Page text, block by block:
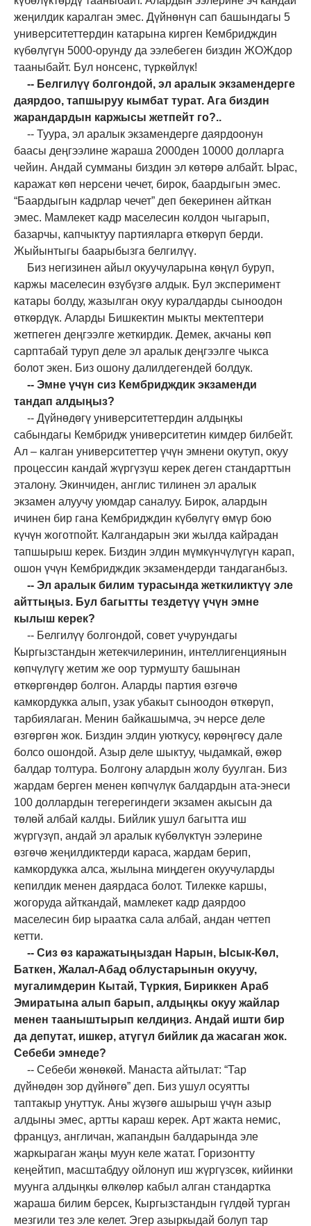
жеңилдик каралган эмес. Дүйнөнүн сап башындагы 5
университеттердин катарына кирген Кембридждин
күбөлүгүн 5000-орунду да ээлебеген биздин ЖОЖдор
тааныбайт. Бул нонсенс, түркөйлүк!
-- Белгилүү болгондой, эл аралык экзамендерге
даярдоо, тапшыруу кымбат турат. Ага биздин
жарандардын каржысы жетпейт го?..
-- Туура, эл аралык экзамендерге даярдоонун
баасы деңгээлине жараша 2000ден 10000 долларга
чейин. Андай сумманы биздин эл көтөрө албайт. Ырас,
каражат көп нерсени чечет, бирок, баардыгын эмес.
“Баардыгын кадрлар чечет” деп бекеринен айткан
эмес. Мамлекет кадр маселесин колдон чыгарып,
базарчы, капчыктуу партияларга өткөрүп берди.
Жыйынтыгы баарыбызга белгилүү.
Биз негизинен айыл окуучуларына көңүл буруп,
каржы маселесин өзүбүзгө алдык. Бул эксперимент
катары болду, жазылган окуу куралдарды сыноодон
өткөрдүк. Аларды Бишкектин мыкты мектептери
жетпеген деңгээлге жеткирдик. Демек, акчаны көп
сарптабай туруп деле эл аралык деңгээлге чыкса
болот экен. Биз ошону далилдегендей болдук.
-- Эмне үчүн сиз Кембридждик экзаменди
тандап алдыңыз?
-- Дүйнөдөгү университеттердин алдыңкы
сабындагы Кембридж университетин кимдер билбейт.
Ал – калган университеттер үчүн эмнени окутуп, окуу
процессин кандай жүргүзүш керек деген стандарттын
эталону. Экинчиден, англис тилинен эл аралык
экзамен алуучу уюмдар саналуу. Бирок, алардын
ичинен бир гана Кембридждин күбөлүгү өмүр бою
күчүн жоготпойт. Калгандарын эки жылда кайрадан
тапшырыш керек. Биздин элдин мүмкүнчүлүгүн карап,
ошон үчүн Кембридждик экзамендерди тандаганбыз.
-- Эл аралык билим турасында жеткиликтүү эле
айттыңыз. Бул багытты тездетүү үчүн эмне
кылыш керек?
-- Белгилүү болгондой, совет учурундагы
Кыргызстандын жетекчилеринин, интеллигенциянын
көпчүлүгү жетим же оор турмушту башынан
өткөргөндөр болгон. Аларды партия өзгөчө
камкордукка алып, узак убакыт сыноодон өткөрүп,
тарбиялаган. Менин байкашымча, эч нерсе деле
өзгөргөн жок. Биздин элдин уюткусу, көрөңгөсү дале
болсо ошондой. Азыр деле шыктуу, чыдамкай, өжөр
балдар толтура. Болгону алардын жолу буулган. Биз
жардам берген менен көпчүлүк балдардын ата-энеси
100 доллардын тегерегиндеги экзамен акысын да
төлөй албай калды. Бийлик ушул багытта иш
жүргүзүп, андай эл аралык күбөлүктүн ээлерине
өзгөчө жеңилдиктерди караса, жардам берип,
камкордукка алса, жылына миңдеген окуучуларды
кепилдик менен даярдаса болот. Тилекке каршы,
жогоруда айткандай, мамлекет кадр даярдоо
маселесин бир ыраатка сала албай, андан четтеп
кетти.
-- Сиз өз каражатыңыздан Нарын, Ысык-Көл,
Баткен, Жалал-Абад облустарынын окуучу,
мугалимдерин Кытай, Түркия, Бириккен Араб
Эмиратына алып барып, алдыңкы окуу жайлар
менен тааныштырып келдиңиз. Андай ишти бир
да депутат, ишкер, атүгүл бийлик да жасаган жок.
Себеби эмнеде?
-- Себеби жөнөкөй. Манаста айтылат: “Тар
дүйнөдөн зор дүйнөгө” деп. Биз ушул осуятты
таптакыр унуттук. Аны жүзөгө ашырыш үчүн азыр
алдыны эмес, артты караш керек. Арт жакта немис,
француз, англичан, жапандын балдарында эле
жаркыраган жаңы муун келе жатат. Горизонтту
кеңейтип, масштабдуу ойлонуп иш жүргүзсөк, кийинки
муунга алдыңкы өлкөлөр кабыл алган стандартка
жараша билим берсек, Кыргызстандын гүлдөй турган
мезгили тез эле келет. Эгер азыркыдай болуп тар